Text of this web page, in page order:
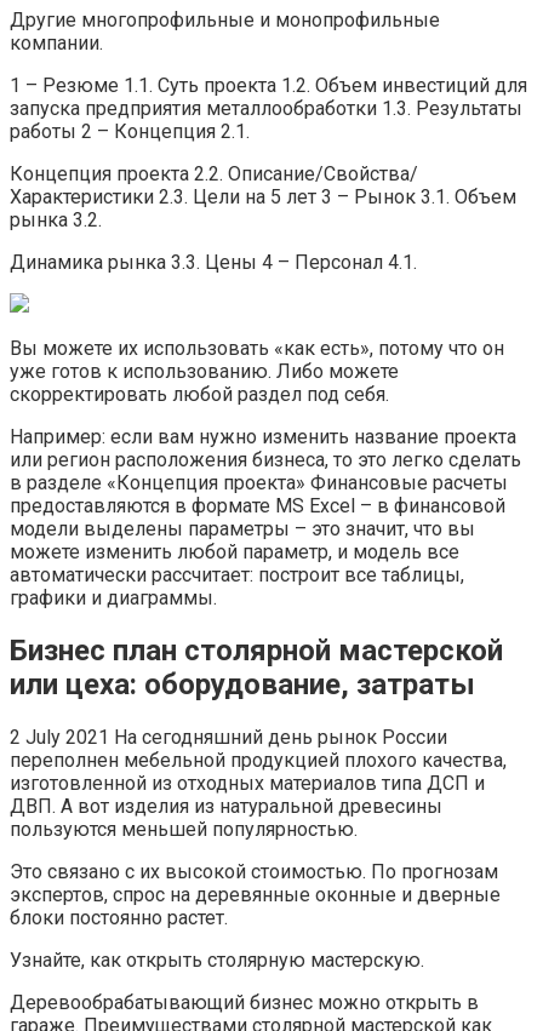
Другие многопрофильные и монопрофильные
компании.
1 – Резюме 1.1. Суть проекта 1.2. Объем инвестиций для
запуска предприятия металлообработки 1.3. Результаты
работы 2 – Концепция 2.1.
Концепция проекта 2.2. Описание/Свойства/
Характеристики 2.3. Цели на 5 лет 3 – Рынок 3.1. Объем
рынка 3.2.
Динамика рынка 3.3. Цены 4 – Персонал 4.1.
Вы можете их использовать «как есть», потому что он
уже готов к использованию. Либо можете
скорректировать любой раздел под себя.
Например: если вам нужно изменить название проекта
или регион расположения бизнеса, то это легко сделать
в разделе «Концепция проекта» Финансовые расчеты
предоставляются в формате MS Excel – в финансовой
модели выделены параметры – это значит, что вы
можете изменить любой параметр, и модель все
автоматически рассчитает: построит все таблицы,
графики и диаграммы.
Бизнес план столярной мастерской
или цеха: оборудование, затраты
2 July 2021 На сегодняшний день рынок России
переполнен мебельной продукцией плохого качества,
изготовленной из отходных материалов типа ДСП и
ДВП. А вот изделия из натуральной древесины
пользуются меньшей популярностью.
Это связано с их высокой стоимостью. По прогнозам
экспертов, спрос на деревянные оконные и дверные
блоки постоянно растет.
Узнайте, как открыть столярную мастерскую.
Деревообрабатывающий бизнес можно открыть в
гараже. Преимуществами столярной мастерской как